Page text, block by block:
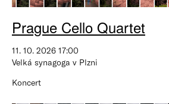
Prague Cello Quartet
11. 10. 2026 17:00
Velká synagoga v Plzni
Koncert